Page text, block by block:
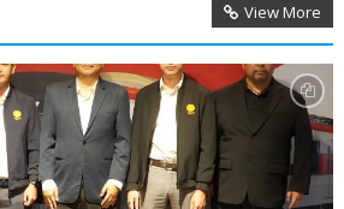
View More